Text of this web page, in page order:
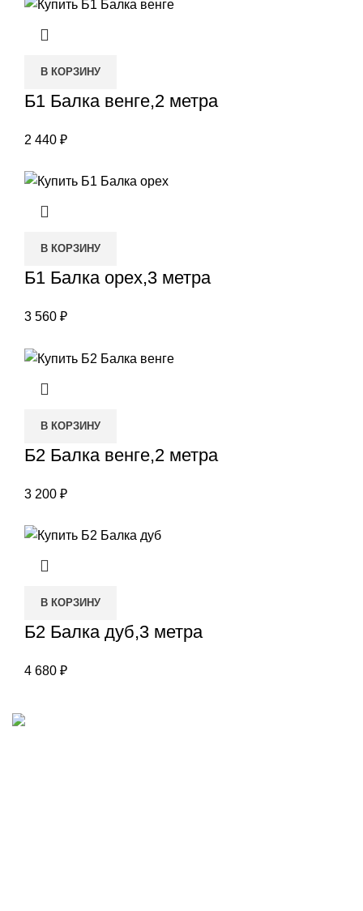
В КОРЗИНУ
Б1 Балка венге,2 метра
2 440 ₽
В КОРЗИНУ
Б1 Балка орех,3 метра
3 560 ₽
В КОРЗИНУ
Б2 Балка венге,2 метра
3 200 ₽
В КОРЗИНУ
Б2 Балка дуб,3 метра
4 680 ₽